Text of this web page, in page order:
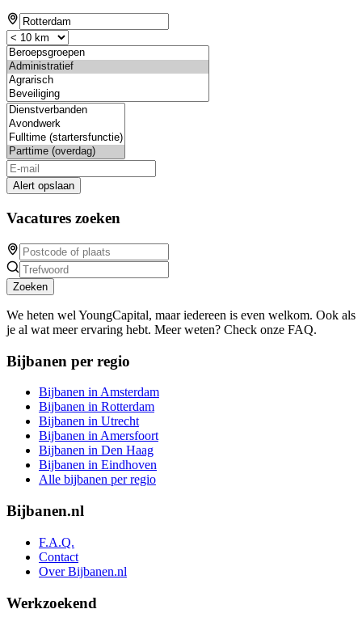
Alert opslaan
Vacatures zoeken
Zoeken
We heten wel YoungCapital, maar iedereen is even welkom. Ook als
je al wat meer ervaring hebt. Meer weten? Check onze FAQ.
Bijbanen per regio
Bijbanen in Amsterdam
Bijbanen in Rotterdam
Bijbanen in Utrecht
Bijbanen in Amersfoort
Bijbanen in Den Haag
Bijbanen in Eindhoven
Alle bijbanen per regio
Bijbanen.nl
F.A.Q.
Contact
Over Bijbanen.nl
Werkzoekend